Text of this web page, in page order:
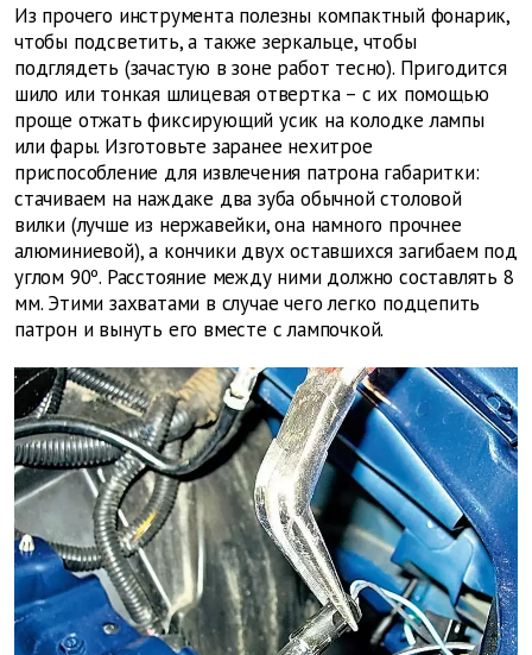
Из прочего инструмента полезны компактный фонарик,
чтобы подсветить, а также зеркальце, чтобы
подглядеть (зачастую в зоне работ тесно). Пригодится
шило или тонкая шлицевая отвертка – с их помощью
проще отжать фиксирующий усик на колодке лампы
или фары. Изготовьте заранее нехитрое
приспособление для извлечения патрона габаритки:
стачиваем на наждаке два зуба обычной столовой
вилки (лучше из нержавейки, она намного прочнее
алюминиевой), а кончики двух оставшихся загибаем под
углом 90º. Расстояние между ними должно составлять 8
мм. Этими захватами в случае чего легко подцепить
патрон и вынуть его вместе с лампочкой.